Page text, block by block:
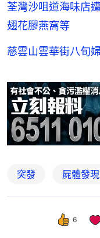
荃灣沙咀道海味
翅花膠燕窩等
慈雲山雲華街八旬
突發 屍體發現
6